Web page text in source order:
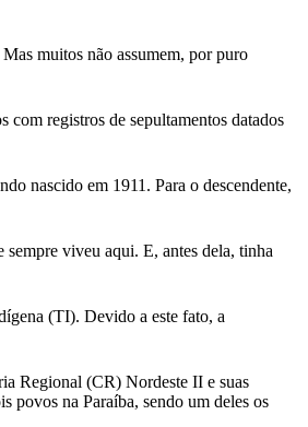
muitos não assumem, por puro
com registros de sepultamentos datados
nascido em 1911. Para o descendente,
viveu aqui. E, antes dela, tinha
(TI). Devido a este fato, a
Regional (CR) Nordeste II e suas
povos na Paraíba, sendo um deles os